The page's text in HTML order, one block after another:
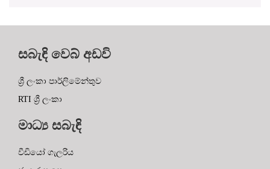
සබැඳි වෙබ් අඩවි
ශ්‍රී ලංකා පාර්ලිමේන්තුව
RTI ශ්‍රී ලංකා
මාධ්‍ය සබැඳි
වීඩියෝ ගැලරිය